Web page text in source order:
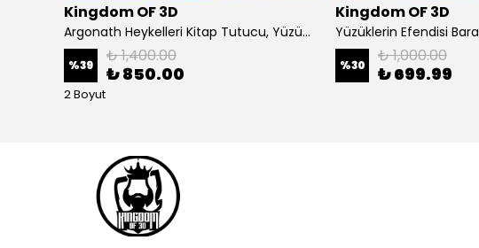
Kingdom OF 3D
Argonath Heykelleri Kitap Tutucu, Yüzüklerin Efendisi Figür, Argonath Bookend, 2 Parça (Sağ, Sol)
%39 ₺ 1,400.00
₺ 850.00
2 Boyut
Kingdom OF 3D
%30 ₺ 1,000.00
₺ 699.99